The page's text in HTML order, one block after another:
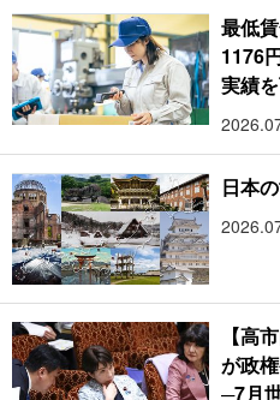
最低
1176
実績
日本
【高
が政
─7月